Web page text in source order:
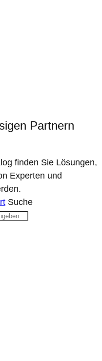
Partnern
finden Sie Lösungen,
Experten und
Suche